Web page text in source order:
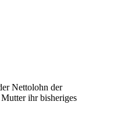
Nettolohn der
ihr bisheriges